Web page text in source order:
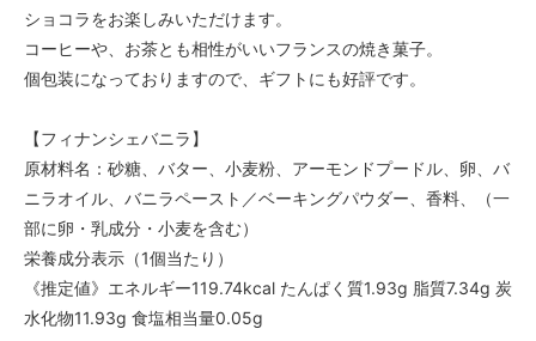
ショコラをお楽しみいただけます。
コーヒーや、お茶とも相性がいいフランスの焼き菓子。
個包装になっておりますので、ギフトにも好評です。
【フィナンシェバニラ】
原材料名：砂糖、バター、小麦粉、アーモンドプードル、卵、バ
ニラオイル、バニラペースト／ベーキングパウダー、香料、（一
部に卵・乳成分・小麦を含む）
栄養成分表示（1個当たり）
《推定値》エネルギー119.74kcal たんぱく質1.93g 脂質7.34g 炭
水化物11.93g 食塩相当量0.05g